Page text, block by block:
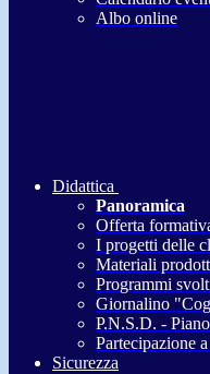
Albo online
Didattica
Panoramica
Offerta
I progetti delle
Materiali
Programmi
Giornalino
P.N.S.D. -
Partecipazione
Sicurezza